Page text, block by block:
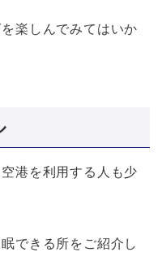
楽しんでみてはいか
港を利用する人も少
できる所をご紹介し